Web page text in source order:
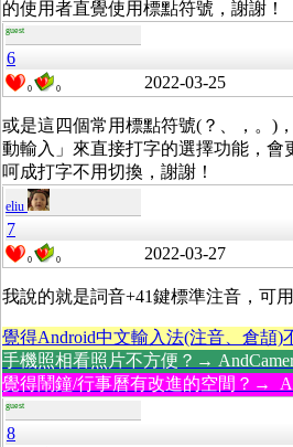
的使用者直覺使用標點符號，謝謝！
guest
6
0 0 2022-03-25
或是這四個常用標點符號(？、，。)
動輸入」來直接打字的選擇功能，會
呵成打字不用切換，謝謝！
eliu
7
0 0 2022-03-27
我說的就是詞音+41鍵標準注音，可
覺得Android中文輸入法(注音、倉頡)
手機照相看照片不方便？→
覺得鬧鐘/行事曆有改進的空間？→
guest
8